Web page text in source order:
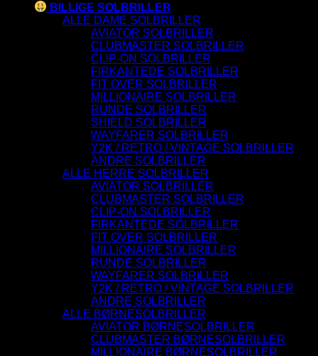
BILLIGE SOLBRILLER
ALLE DAME SOLBRILLER
AVIATOR SOLBRILLER
CLUBMASTER SOLBRILLER
CLIP-ON SOLBRILLER
FIRKANTEDE SOLBRILLER
FIT OVER SOLBRILLER
MILLIONAIRE SOLBRILLER
RUNDE SOLBRILLER
SHIELD SOLBRILLER
WAYFARER SOLBRILLER
Y2K / RETRO / VINTAGE SOLBRILLER
ANDRE SOLBRILLER
ALLE HERRE SOLBRILLER
AVIATOR SOLBRILLER
CLUBMASTER SOLBRILLER
CLIP-ON SOLBRILLER
FIRKANTEDE SOLBRILLER
FIT OVER SOLBRILLER
MILLIONAIRE SOLBRILLER
RUNDE SOLBRILLER
WAYFARER SOLBRILLER
Y2K / RETRO / VINTAGE SOLBRILLER
ANDRE SOLBRILLER
ALLE BØRNESOLBRILLER
AVIATOR BØRNESOLBRILLER
CLUBMASTER BØRNESOLBRILLER
MILLIONAIRE BØRNESOLBRILLER